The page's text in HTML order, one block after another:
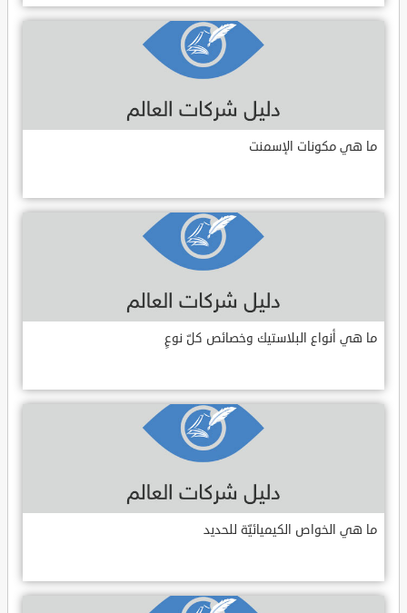
ما هي مكونات الإسمنت
ما هي أنواع البلاستيك وخصائص كلّ نوعٍ
ما هي الخواص الكيميائيّة للحديد